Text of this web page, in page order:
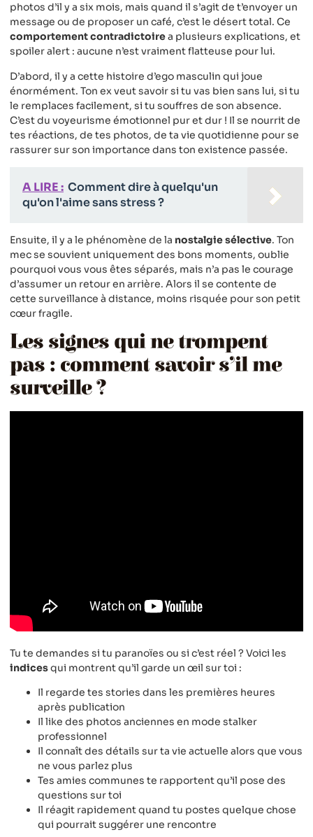
photos d’il y a six mois, mais quand il s’agit de t’envoyer un
message ou de proposer un café, c’est le désert total. Ce
comportement contradictoirea plusieurs explications, et
spoiler alert : aucune n’est vraiment flatteuse pour lui.
D’abord, il y a cette histoire d’ego masculin qui joue
énormément. Ton ex veut savoir si tu vas bien sans lui, si tu
le remplaces facilement, si tu souffres de son absence.
C’est du voyeurisme émotionnel pur et dur ! Il se nourrit de
tes réactions, de tes photos, de ta vie quotidienne pour se
rassurer sur son importance dans ton existence passée.
A LIRE : Comment dire à quelqu'un
qu'on l'aime sans stress ?
Ensuite, il y a le phénomène de la nostalgie sélective. Ton
mec se souvient uniquement des bons moments, oublie
pourquoi vous vous êtes séparés, mais n’a pas le courage
d’assumer un retour en arrière. Alors il se contente de
cette surveillance à distance, moins risquée pour son petit
cœur fragile.
Les signes qui ne trompent
pas : comment savoir s’il me
surveille ?
Tu te demandes si tu paranoïes ou si c’est réel ? Voici les
indicesqui montrent qu’il garde un œil sur toi :
Il regarde tes stories dans les premières heures
après publication
Il like des photos anciennes en mode stalker
professionnel
Il connaît des détails sur ta vie actuelle alors que vous
ne vous parlez plus
Tes amies communes te rapportent qu’il pose des
questions sur toi
Il réagit rapidement quand tu postes quelque chose
qui pourrait suggérer une rencontre